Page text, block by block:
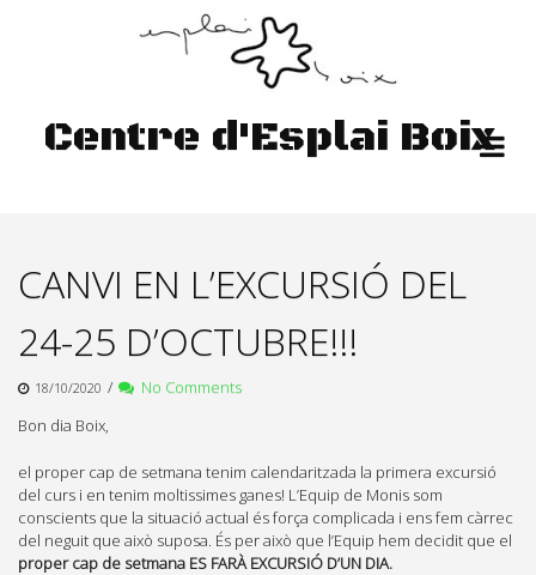
Centre d'Esplai Boix
CANVI EN L’EXCURSIÓ DEL
24-25 D’OCTUBRE!!!
18/10/2020 /
No Comments
Bon dia Boix,
el proper cap de setmana tenim calendaritzada la primera excursió
del curs i en tenim moltissimes ganes! L’Equip de Monis som
conscients que la situació actual és força complicada i ens fem càrrec
del neguit que això suposa. És per això que l’Equip hem decidit que el
proper cap de setmana ES FARÀ EXCURSIÓ D’UN DIA.